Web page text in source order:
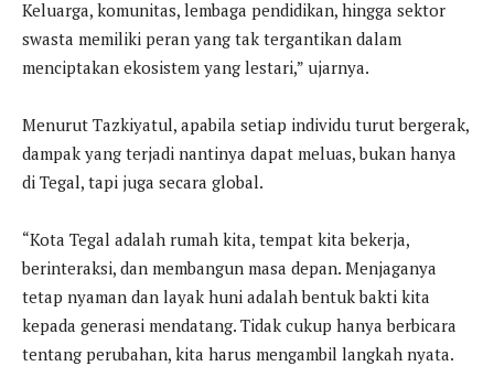
Keluarga, komunitas, lembaga pendidikan, hingga sektor
swasta memiliki peran yang tak tergantikan dalam
menciptakan ekosistem yang lestari,” ujarnya.
Menurut Tazkiyatul, apabila setiap individu turut bergerak,
dampak yang terjadi nantinya dapat meluas, bukan hanya
di Tegal, tapi juga secara global.
“Kota Tegal adalah rumah kita, tempat kita bekerja,
berinteraksi, dan membangun masa depan. Menjaganya
tetap nyaman dan layak huni adalah bentuk bakti kita
kepada generasi mendatang. Tidak cukup hanya berbicara
tentang perubahan, kita harus mengambil langkah nyata.